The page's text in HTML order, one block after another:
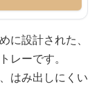
に設計された、
レーです。
はみ出しにくい